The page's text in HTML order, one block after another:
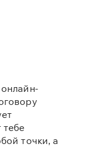
тебе
точки, а